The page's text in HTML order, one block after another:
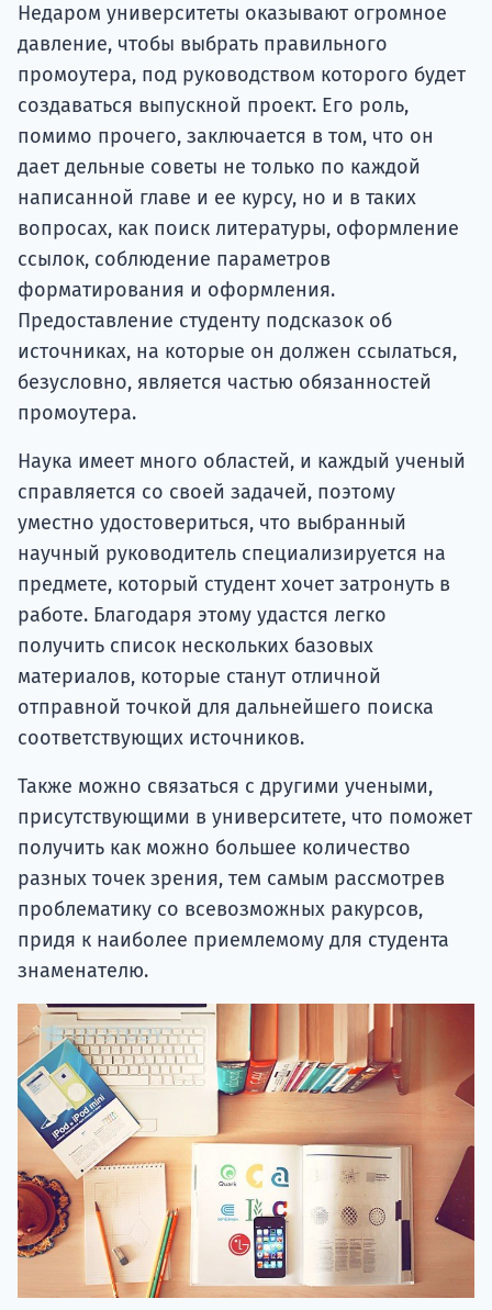
Недаром университеты оказывают огромное
давление, чтобы выбрать правильного
промоутера, под руководством которого будет
создаваться выпускной проект. Его роль,
помимо прочего, заключается в том, что он
дает дельные советы не только по каждой
написанной главе и ее курсу, но и в таких
вопросах, как поиск литературы, оформление
ссылок, соблюдение параметров
форматирования и оформления.
Предоставление студенту подсказок об
источниках, на которые он должен ссылаться,
безусловно, является частью обязанностей
промоутера.
Наука имеет много областей, и каждый ученый
справляется со своей задачей, поэтому
уместно удостовериться, что выбранный
научный руководитель специализируется на
предмете, который студент хочет затронуть в
работе. Благодаря этому удастся легко
получить список нескольких базовых
материалов, которые станут отличной
отправной точкой для дальнейшего поиска
соответствующих источников.
Также можно связаться с другими учеными,
присутствующими в университете, что поможет
получить как можно большее количество
разных точек зрения, тем самым рассмотрев
проблематику со всевозможных ракурсов,
придя к наиболее приемлемому для студента
знаменателю.